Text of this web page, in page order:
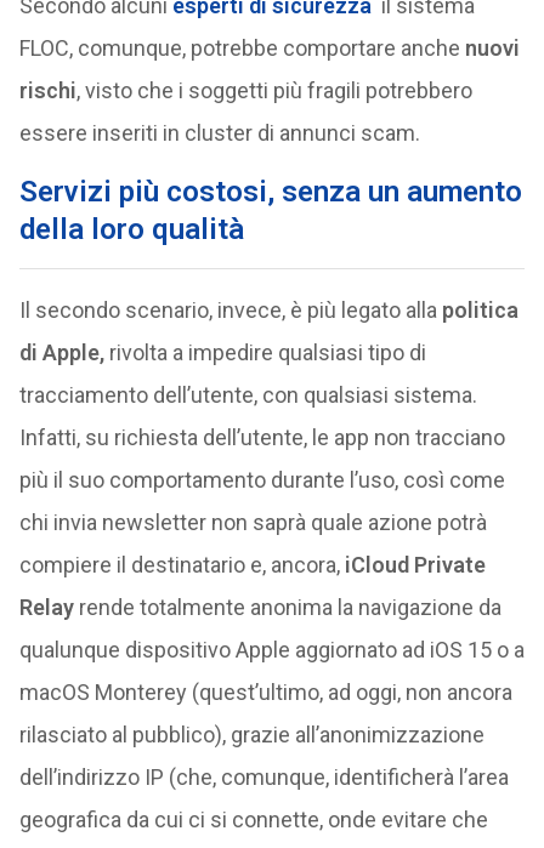
Secondo alcuni esperti di sicurezza il sistema
FLOC, comunque, potrebbe comportare anche nuovi
rischi, visto che i soggetti più fragili potrebbero
essere inseriti in cluster di annunci scam.
Servizi più costosi, senza un aumento
della loro qualità
Il secondo scenario, invece, è più legato alla politica
di Apple,rivolta a impedire qualsiasi tipo di
tracciamento dell’utente, con qualsiasi sistema.
Infatti, su richiesta dell’utente, le app non tracciano
più il suo comportamento durante l’uso, così come
chi invia newsletter non saprà quale azione potrà
compiere il destinatario e, ancora,iCloud Private
Relayrende totalmente anonima la navigazione da
qualunque dispositivo Apple aggiornato ad iOS 15 o a
macOS Monterey (quest’ultimo, ad oggi, non ancora
rilasciato al pubblico), grazie all’anonimizzazione
dell’indirizzo IP (che, comunque, identificherà l’area
geografica da cui ci si connette, onde evitare che